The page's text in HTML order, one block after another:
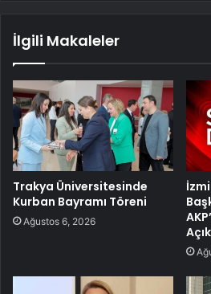
İlgili Makaleler
Trakya Üniversitesinde
Kurban Bayramı Töreni
Ağustos 6, 2026